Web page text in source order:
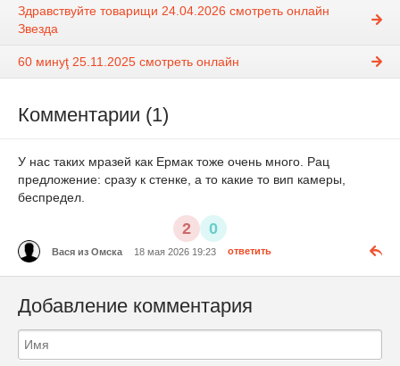
Здравствуйте товарищи 24.04.2026 смотреть онлайн
Звезда
60 минуţ 25.11.2025 смотреть онлайн
Комментарии (1)
У нас таких мразей как Ермак тоже очень много. Рац
предложение: сразу к стенке, а то какие то вип камеры,
беспредел.
2 0
Вася из Омска 18 мая 2026 19:23 ответить
Добавление комментария